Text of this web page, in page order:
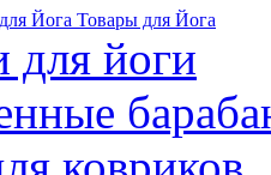
Товары для Йога
для йоги